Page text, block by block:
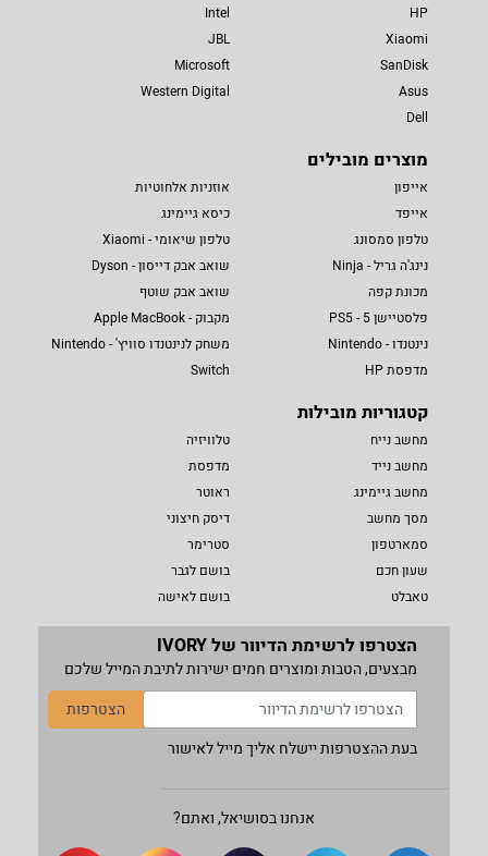
HP
Xiaomi
SanDisk
Asus
Dell
Intel
JBL
Microsoft
Western Digital
מוצרים מובילים
אייפון
אייפד
טלפון סמסונג
נינג'ה גריל - Ninja
מכונת קפה
פלסטיישן 5 - PS5
נינטנדו - Nintendo
מדפסת HP
אוזניות אלחוטיות
כיסא גיימינג
טלפון שיאומי - Xiaomi
שואב אבק דייסון - Dyson
שואב אבק שוטף
מקבוק - Apple MacBook
משחק לנינטנדו סוויץ' - Nintendo
Switch
קטגוריות מובילות
מחשב נייח
מחשב נייד
מחשב גיימינג
מסך מחשב
סמארטפון
שעון חכם
טאבלט
טלוויזיה
מדפסת
ראוטר
דיסק חיצוני
סטרימר
בושם לגבר
בושם לאישה
הצטרפו לרשימת הדיוור של IVORY
מבצעים, הטבות ומוצרים חמים ישירות לתיבת המייל שלכם
הצטרפות
בעת ההצטרפות יישלח אליך מייל לאישור
אנחנו בסושיאל, ואתם?